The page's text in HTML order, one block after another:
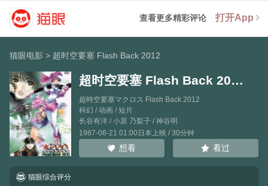
查看更多精彩评论 打开App
猫眼电影 > 超时空要塞 Flash Back 2012
超时空要塞 Flash Back 2012
超時空要塞マクロス Flash Back 2012
科幻 / 动画 / 短片
长谷有洋/ 小原 乃梨子/ 神谷明
1987-06-21 01:00日本上映 / 30分钟
想看 看过
猫眼综合评分